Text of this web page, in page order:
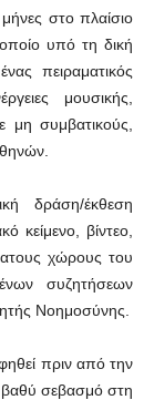
στο πλαίσιο
υπό τη δική
πειραματικός
μουσικής,
μη συμβατικούς,
δράση/έκθεση
κείμενο, βίντεο,
χώρους του
συζητήσεων
Νοημοσύνης.
πριν από την
βαθύ σεβασμό στη